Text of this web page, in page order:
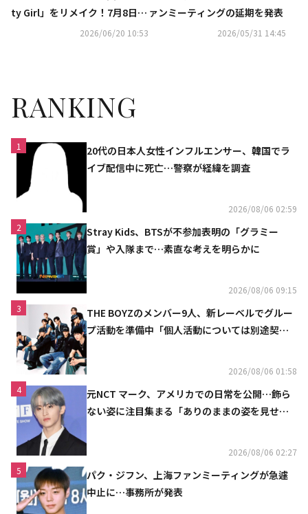
ty Girl」をリメイク！7月8日リ
2026/06/20 10:53
ァンミーティングの延期を発表
2026/05/31 14:45
RANKING
1
20代の日本人女性インフルエンサー、韓国でラ
イブ配信中に死亡…警察が経緯を調査
2026/08/06 02:59
2
Stray Kids、BTSが不参加表明の「グラミー
賞」や入隊まで…素直な考えを明らかに
2026/08/06 09:15
3
THE BOYZのメンバー9人、新レーベルでグルー
プ活動を準備中「個人活動については別途契約
2026/08/06 01:58
4
元NCT マーク、アメリカでの日常を公開…飾ら
ない姿に注目集まる「ありのままの姿を見せた
2026/08/06 02:27
5
パク・ジフン、上海ファンミーティングが急遽
中止に…事務所が発表